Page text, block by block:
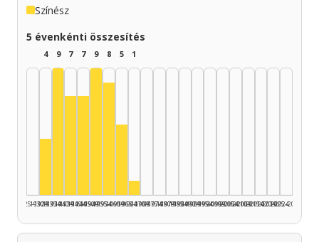
Színész
5 évenkénti összesítés
1925–1929
4
1930–1934
9
1935–1939
7
1940–1944
7
1945–1949
9
1950–1954
8
1955–1959
5
1960–1964
1
Színész, 1965–1969: 1
1965–1969
1970–1974
1975–1979
1980–1984
1985–1989
1990–1994
1995–1999
2000–2004
2005–2009
2010–2014
2015–2019
2020–2024
2025–2026